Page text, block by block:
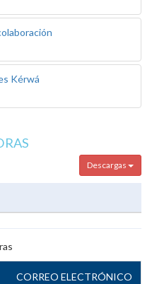
Kérwá
Descargas
CORREO ELECTRÓNICO